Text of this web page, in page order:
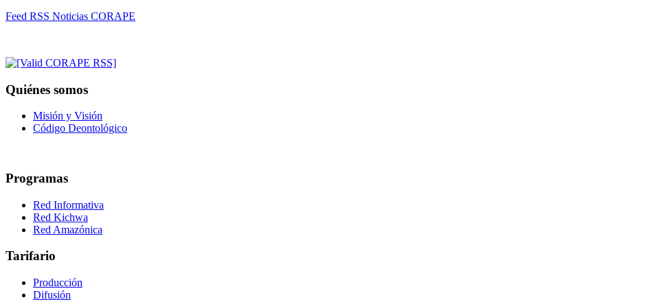
Feed RSS Noticias CORAPE
Quiénes somos
Misión y Visión
Código Deontológico
Programas
Red Informativa
Red Kichwa
Red Amazónica
Tarifario
Producción
Difusión